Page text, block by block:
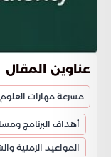
عناوين المقال
أهداف البرنامج
المواعيد الزمنية